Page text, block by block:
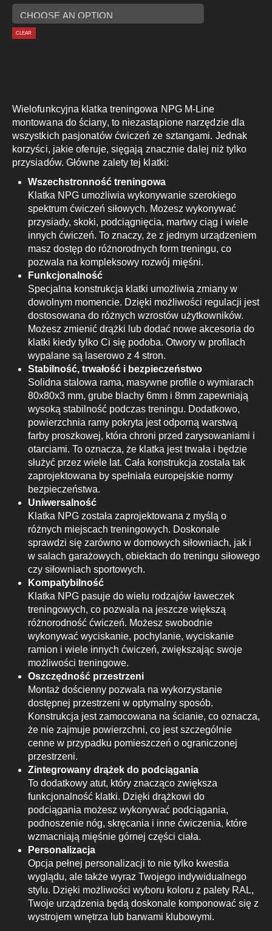
CLEAR
Wielofunkcyjna klatka treningowa NPG M-Line
montowana do ściany, to niezastąpione narzędzie dla
wszystkich pasjonatów ćwiczeń ze sztangami. Jednak
korzyści, jakie oferuje, sięgają znacznie dalej niż tylko
przysiadów. Główne zalety tej klatki:
Wszechstronność treningowa
Klatka NPG umożliwia wykonywanie szerokiego
spektrum ćwiczeń siłowych. Możesz wykonywać
przysiady, skoki, podciągnięcia, martwy ciąg i wiele
innych ćwiczeń. To znaczy, że z jednym urządzeniem
masz dostęp do różnorodnych form treningu, co
pozwala na kompleksowy rozwój mięśni.
Funkcjonalność
Specjalna konstrukcja klatki umożliwia zmiany w
dowolnym momencie. Dzięki możliwości regulacji jest
dostosowana do różnych wzrostów użytkowników.
Możesz zmienić drążki lub dodać nowe akcesoria do
klatki kiedy tylko Ci się podoba. Otwory w profilach
wypalane są laserowo z 4 stron.
Stabilność, trwałość i bezpieczeństwo
Solidna stalowa rama, masywne profile o wymiarach
80x80x3 mm, grube blachy 6mm i 8mm zapewniają
wysoką stabilność podczas treningu. Dodatkowo,
powierzchnia ramy pokryta jest odporną warstwą
farby proszkowej, która chroni przed zarysowaniami i
otarciami. To oznacza, że klatka jest trwała i będzie
służyć przez wiele lat. Cała konstrukcja została tak
zaprojektowana by spełniała europejskie normy
bezpieczeństwa.
Uniwersalność
Klatka NPG została zaprojektowana z myślą o
różnych miejscach treningowych. Doskonale
sprawdzi się zarówno w domowych siłowniach, jak i
w salach garażowych, obiektach do treningu siłowego
czy siłowniach sportowych.
Kompatybilność
Klatka NPG pasuje do wielu rodzajów ławeczek
treningowych, co pozwala na jeszcze większą
różnorodność ćwiczeń. Możesz swobodnie
wykonywać wyciskanie, pochylanie, wyciskanie
ramion i wiele innych ćwiczeń, zwiększając swoje
możliwości treningowe.
Oszczędność przestrzeni
Montaż dościenny pozwala na wykorzystanie
dostępnej przestrzeni w optymalny sposób.
Konstrukcja jest zamocowana na ścianie, co oznacza,
że nie zajmuje powierzchni, co jest szczególnie
cenne w przypadku pomieszczeń o ograniczonej
przestrzeni.
Zintegrowany drążek do podciągania
To dodatkowy atut, który znacząco zwiększa
funkcjonalność klatki. Dzięki drążkowi do
podciągania możesz wykonywać podciągania,
podnoszenie nóg, skręcania i inne ćwiczenia, które
wzmacniają mięśnie górnej części ciała.
Personalizacja
Opcja pełnej personalizacji to nie tylko kwestia
wyglądu, ale także wyraz Twojego indywidualnego
stylu. Dzięki możliwości wyboru koloru z palety RAL,
Twoje urządzenia będą doskonale komponować się z
wystrojem wnętrza lub barwami klubowymi.